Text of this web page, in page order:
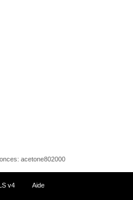
acetone802000
v4 Aide